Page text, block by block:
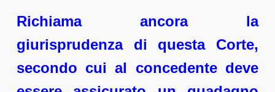
Richiama ancora la
giurisprudenza di questa Corte,
secondo cui al concedente deve